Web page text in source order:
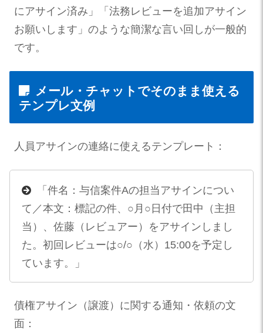
にアサイン済み」「法務レビューを追加アサイン
お願いします」のような簡潔な言い回しが一般的
です。
メール・チャットでそのまま使える
テンプレ文例
人員アサインの連絡に使えるテンプレート：
「件名：与信案件Aの担当アサインについ
て／本文：標記の件、○月○日付で田中（主担
当）、佐藤（レビュアー）をアサインしまし
た。初回レビューは○/○（水）15:00を予定し
ています。」
債権アサイン（譲渡）に関する通知・依頼の文
面：